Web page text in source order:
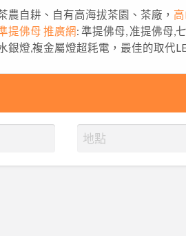
農自耕、自有高海拔茶園、茶廠，
提佛母 推廣網: 準提佛母, 准提佛母,
銀燈,複金屬燈超耗電，最佳的取代